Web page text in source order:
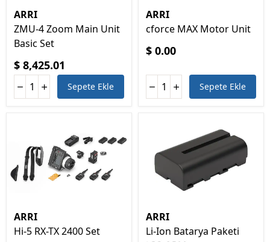
ARRI
ZMU-4 Zoom Main Unit
Basic Set
$ 8,425.01
Sepete Ekle
ARRI
cforce MAX Motor Unit
$ 0.00
Sepete Ekle
ARRI
Hi-5 RX-TX 2400 Set
ARRI
Li-Ion Batarya Paketi